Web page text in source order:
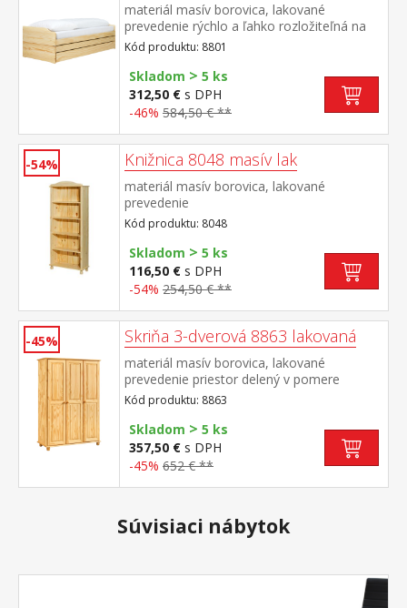
materiál masív borovica, lakované
prevedenie rýchlo a ľahko rozložiteľná na
dve alebo tri lôžka dva latkové rošty sú
súčasťou dodávky matrace nie sú v cene,
odporúčaný rozmer matracov 90 × 200
cm do rozloženej pohovky Fenix je možno
použiť ľubovoľne vysoké matrace, v prípade
zloženia postele odporúčame použiť do
prídavných lôžok matrace do výšky 11 cm
Kód produktu: 8801
Skladom > 5 ks
312,50 € s DPH
-46% 584,50 € **
-54% Knižnica 8048 masív lak
materiál masív borovica, lakované
prevedenie
Kód produktu: 8048
Skladom > 5 ks
116,50 € s DPH
-54% 254,50 € **
-45% Skriňa 3-dverová 8863 lakovaná
materiál masív borovica, lakované
prevedenie priestor delený v pomere
2:1 širšia časť šatníková tyč a polica, užšia
časť 3 variabilné police odporúčaný
nadstavec 8864
Kód produktu: 8863
Skladom > 5 ks
357,50 € s DPH
-45% 652 € **
Súvisiaci nábytok